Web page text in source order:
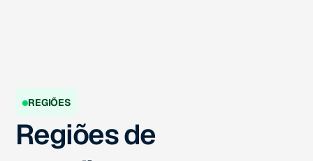
REGIÕES
Regiões de